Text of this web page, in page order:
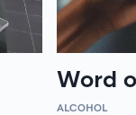
Word
ALCOHOL